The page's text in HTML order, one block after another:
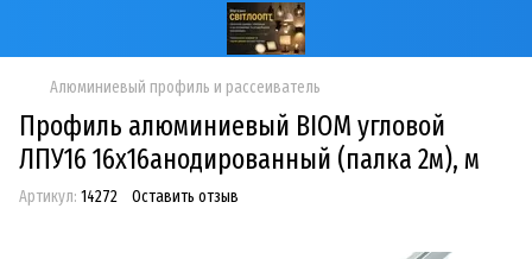
Алюминиевый профиль и рассеиватель
Профиль алюминиевый BIOM угловой
ЛПУ16 16х16анодированный (палка 2м), м
Артикул: 14272 Оставить отзыв